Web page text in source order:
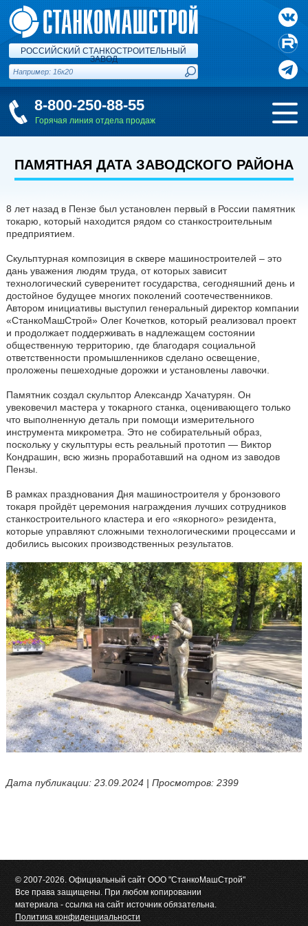
РОССИЙСКИЙ СТАНКОСТРОИТЕЛЬНЫЙ
ЗАВОД
8-800-250-88-55
Горячая линия отдела продаж
ПАМЯТНАЯ ДАТА ЗАВОДСКОГО РАЙОНА
8 лет назад в Пензе был установлен первый в России памятник
токарю, который находится рядом со станкостроительным
предприятием.
Скульптурная композиция в сквере машиностроителей – это
дань уважения людям труда, от которых зависит
технологический суверенитет государства, сегодняшний день и
достойное будущее многих поколений соотечественников.
Автором инициативы выступил генеральный директор компании
«СтанкоМашСтрой» Олег Кочетков, который реализовал проект
и продолжает поддерживать в надлежащем состоянии
общественную территорию, где благодаря социальной
ответственности промышленников сделано освещение,
проложены пешеходные дорожки и установлены лавочки.
Памятник создал скульптор Александр Хачатурян. Он
увековечил мастера у токарного станка, оценивающего только
что выполненную деталь при помощи измерительного
инструмента микрометра. Это не собирательный образ,
поскольку у скульптуры есть реальный прототип — Виктор
Кондрашин, всю жизнь проработавший на одном из заводов
Пензы.
В рамках празднования Дня машиностроителя у бронзового
токаря пройдёт церемония награждения лучших сотрудников
станкостроительного кластера и его «якорного» резидента,
которые управляют сложными технологическими процессами и
добились высоких производственных результатов.
Дата публикации: 23.09.2024 | Просмотров: 2399
© 2007-2026. Официальный сайт ООО "СтанкоМашСтрой"
Все права защищены. При любом копировании
материала - ссылка на сайт источник обязательна.
Политика конфиденциальности